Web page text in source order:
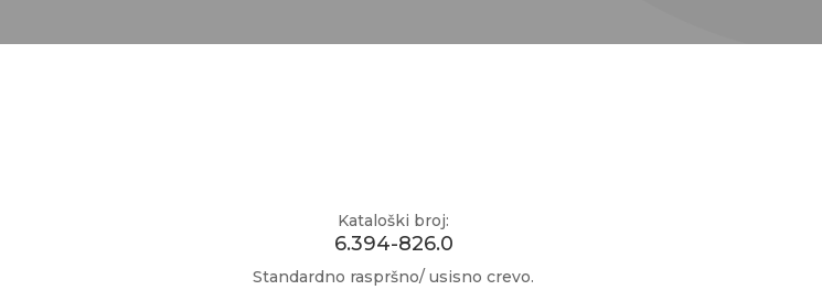
Kataloški broj:
6.394-826.0
Standardno raspršno/ usisno crevo.